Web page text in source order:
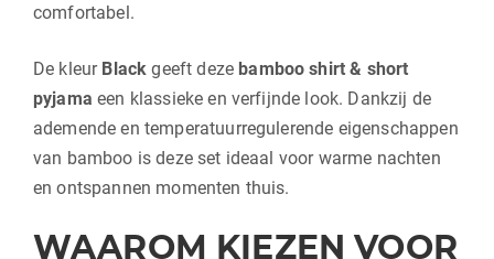
comfortabel.
De kleur Black geeft deze bamboo shirt & short
pyjama een klassieke en verfijnde look. Dankzij de
ademende en temperatuurregulerende eigenschappen
van bamboo is deze set ideaal voor warme nachten
en ontspannen momenten thuis.
WAAROM KIEZEN VOOR